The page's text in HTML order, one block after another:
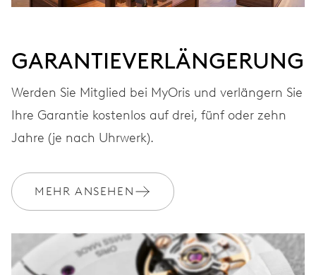
GARANTIEVERLÄNGERUNG
Werden Sie Mitglied bei MyOris und verlängern Sie
Ihre Garantie kostenlos auf drei, fünf oder zehn
Jahre (je nach Uhrwerk).
MEHR ANSEHEN